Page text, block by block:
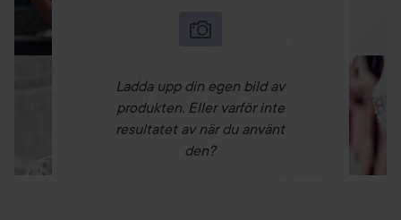
Ladda upp din egen bild av
produkten. Eller varför inte
resultatet av när du använt
den?